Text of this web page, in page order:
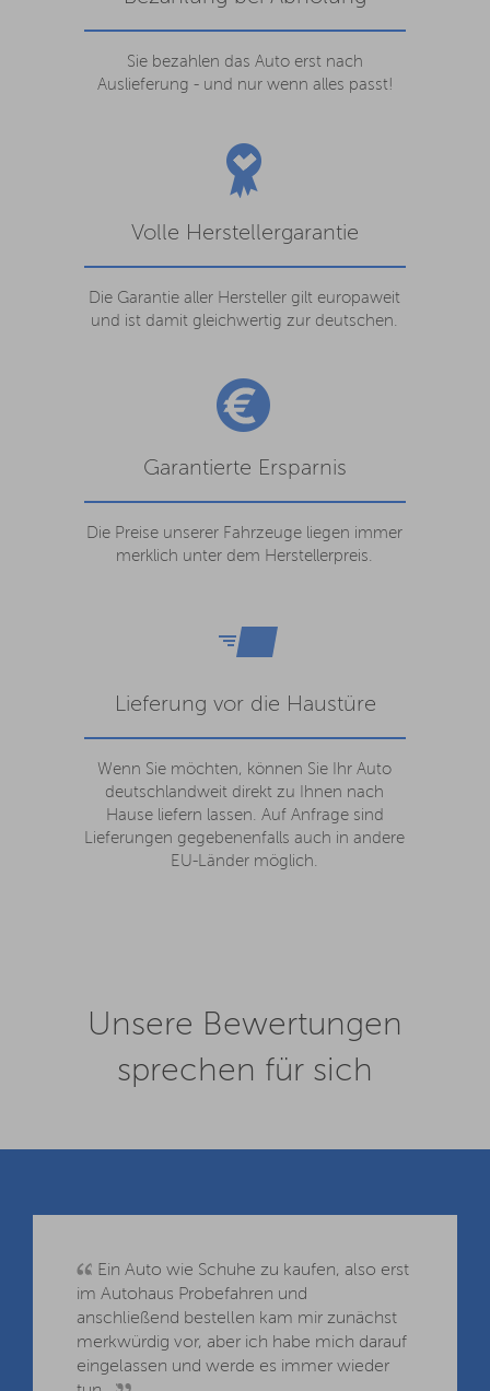
Sie bezahlen das Auto erst nach
Auslieferung - und nur wenn alles passt!
Volle Herstellergarantie
Die Garantie aller Hersteller gilt europaweit
und ist damit gleichwertig zur deutschen.
Garantierte Ersparnis
Die Preise unserer Fahrzeuge liegen immer
merklich unter dem Herstellerpreis.
Lieferung vor die Haustüre
Wenn Sie möchten, können Sie Ihr Auto
deutschlandweit direkt zu Ihnen nach
Hause liefern lassen. Auf Anfrage sind
Lieferungen gegebenenfalls auch in andere
EU-Länder möglich.
Unsere Bewertungen
sprechen für sich
Ein Auto wie Schuhe zu kaufen, also erst
im Autohaus Probefahren und
anschließend bestellen kam mir zunächst
merkwürdig vor, aber ich habe mich darauf
eingelassen und werde es immer wieder